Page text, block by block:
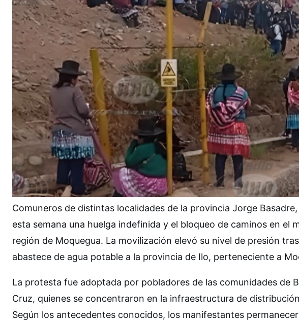
Comuneros de distintas localidades de la provincia Jorge
esta semana una huelga indefinida y el bloqueo de caminos en
región de Moquegua. La movilización elevó su nivel de presión
abastece de agua potable a la provincia de Ilo, perteneciente a
La protesta fue adoptada por pobladores de las comunidades de
Cruz, quienes se concentraron en la infraestructura de
Según los antecedentes conocidos, los manifestantes